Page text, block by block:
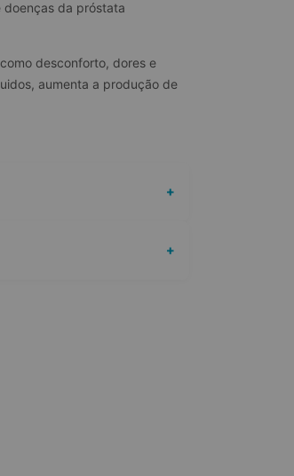
doenças da próstata
desconforto, dores e
aumenta a produção de
+
+